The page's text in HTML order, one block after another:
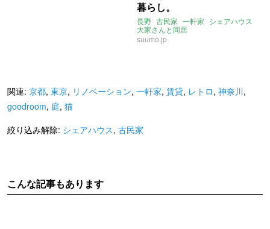
暮らし。
長野 古民家 一軒家 シェアハウス
大家さんと同居
suumo.jp
関連: 京都, 東京, リノベーション, 一軒家, 賃貸, レトロ, 神奈川,
goodroom, 庭, 猫
絞り込み解除: シェアハウス, 古民家
こんな記事もあります